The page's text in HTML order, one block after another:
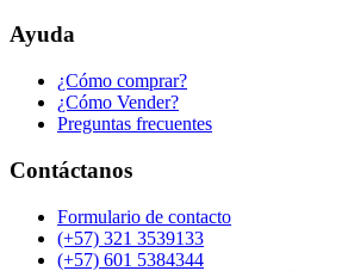
Ayuda
¿Cómo comprar?
¿Cómo Vender?
Preguntas frecuentes
Contáctanos
Formulario de contacto
(+57) 321 3539133
(+57) 601 5384344